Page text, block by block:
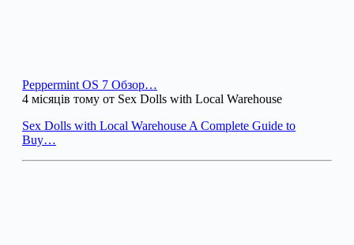
Peppermint OS 7 Обзор…
4 місяців тому от Sex Dolls with Local Warehouse
Sex Dolls with Local Warehouse A Complete Guide to
Buy…